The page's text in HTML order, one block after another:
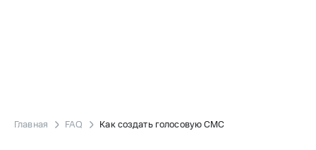
Главная FAQ Как создать голосовую СМС